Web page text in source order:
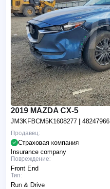
2019 MAZDA CX-5
JM3KFBCM5K1608277 | 48247966
Продавец:
Страховая компания
Insurance company
Повреждение:
Front End
Тип:
Run & Drive